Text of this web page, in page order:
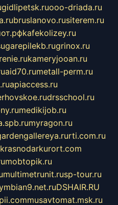
gidlipetsk.ruooo-driada.ru
bruslanovo.rusiterem.ru
kafekolizey.ru
grinox.ru
kameryjooan.ru
aid70.rumetall-perm.ru
apiaccess.ru
drsschool.ru
medikijob.ru
myragon.ru
rti.com.ru
krasnodarkurort.com
mobtopik.ru
multimetrunit.rusp-tour.ru
DSHAIR.RU
musavtomat.msk.ru